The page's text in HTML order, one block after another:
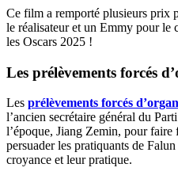
Ce film a remporté plusieurs prix
le réalisateur et un Emmy pour le
les Oscars 2025 !
Les prélèvements forcés
Les prélèvements forcés
l’ancien secrétaire général du
l’époque, Jiang Zemin, pour faire
persuader les pratiquants de
croyance et leur pratique.